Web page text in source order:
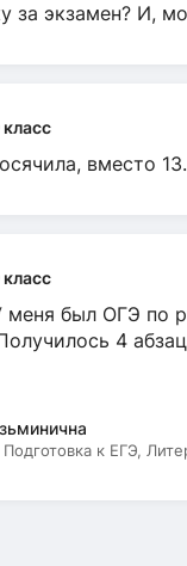
за экзамен? И,
класс
вместо
класс
меня был ОГЭ по
4
Подготовка к ЕГЭ,